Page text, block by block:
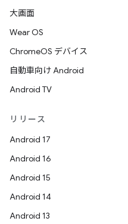
大画面
Wear OS
ChromeOS デバイス
自動車向け Android
Android TV
リリース
Android 17
Android 16
Android 15
Android 14
Android 13